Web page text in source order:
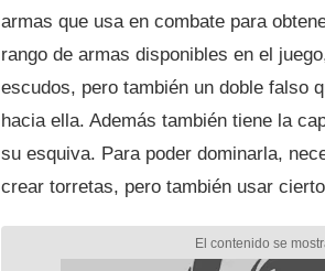
armas que usa en combate para
rango de armas disponibles en el
escudos, pero también un doble falso
hacia ella. Además también tiene la
su esquiva. Para poder dominarla,
crear torretas, pero también usar